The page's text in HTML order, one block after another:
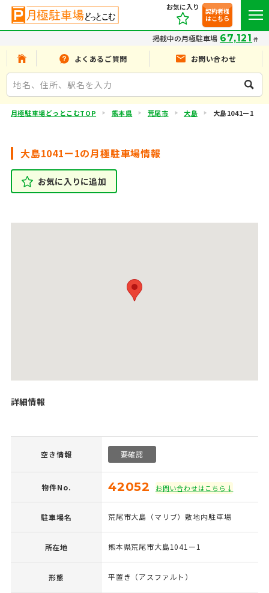
お気に入り
契約者様
はこちら
掲載中の月極駐車場 67,121 件
よくあるご質問 お問い合わせ
月極駐車場どっとこむTOP 熊本県 荒尾市 大島 大島1041ー1
大島1041ー1の月極駐車場情報
お気に入りに追加
詳細情報
空き情報 要確認
物件No. 42052 お問い合わせはこちら↓
駐車場名 荒尾市大島（マリブ）敷地内駐車場
所在地 熊本県荒尾市大島1041ー1
形態 平置き（アスファルト）